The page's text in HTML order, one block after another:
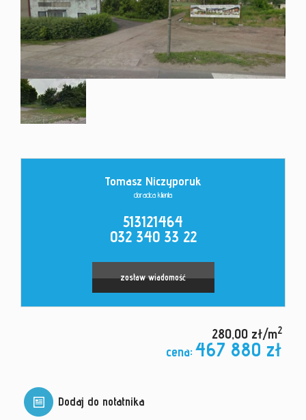
Kontakt
Tomasz Niczyporuk
doradca klienta
513121464
032 340 33 22
zostaw wiadomość
280,00 zł/m2
cena: 467 880 zł
Dodaj do notatnika